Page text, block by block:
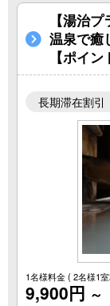
【湯治
温泉で癒
【ポイン
長期滞在割引
1名様料金( 2名様1
9,900円 ～